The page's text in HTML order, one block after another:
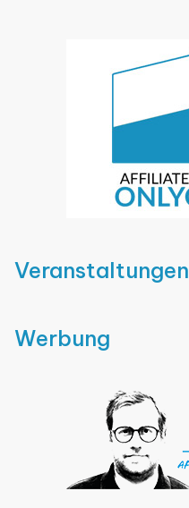
Veranstaltungen
Werbung